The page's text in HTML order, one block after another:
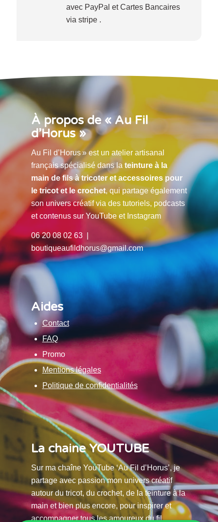
avec PayPal et Cartes Bancaires
via stripe .
À propos de « Au Fil
d’Horus »
Au Fil d’Horus » est un atelier artisanal
français spécialisé dans la teinture à la
main de fils à tricoter et accessoires pour
le tricot et le crochet, qui partage également
son univers créatif via des tutoriels, podcasts
et contenus sur YouTube et Instagram
06 20 08 02 63 |
boutiqueaufildhorus@gmail.com
Aides
Contact
FAQ
Promo
Mentions légales
Politique de confidentialités
La chaine YOUTUBE
Sur ma chaîne YouTube ‘Au Fil d’Horus’, je
partage avec passion mon univers créatif
autour du tricot, du crochet, de la teinture à la
main et bien plus encore, pour inspirer et
accompagner tous les amoureux du fil.